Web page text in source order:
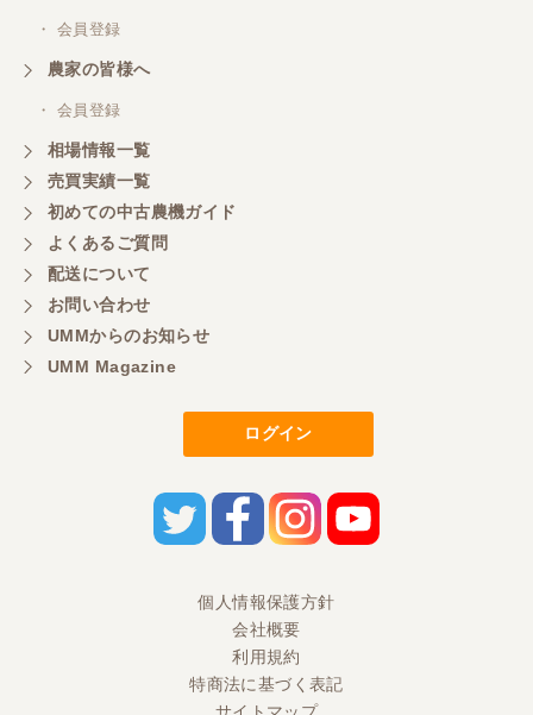
・ 会員登録
農家の皆様へ
・ 会員登録
相場情報一覧
売買実績一覧
初めての中古農機ガイド
よくあるご質問
配送について
お問い合わせ
UMMからのお知らせ
UMM Magazine
ログイン
個人情報保護方針
会社概要
利用規約
特商法に基づく表記